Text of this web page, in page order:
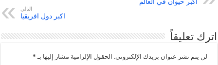
اكبر حيوان في العالم
التالي
اكبر دول افريقيا
اترك تعليقاً
لن يتم نشر عنوان بريدك الإلكتروني. الحقول الإلزامية مشار إليها بـ *